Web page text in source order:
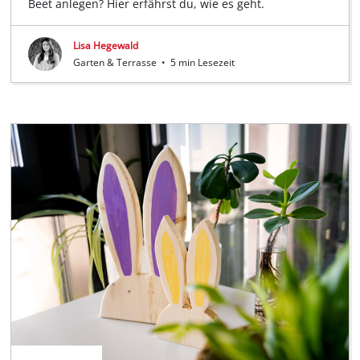
Beet anlegen? Hier erfährst du, wie es geht.
Lisa Hegewald
Garten & Terrasse • 5 min Lesezeit